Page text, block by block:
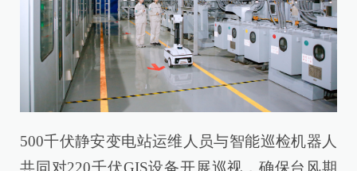
500千伏静安变电站运维人员与智能巡检机器人
共同对220千伏GIS设备开展巡视，确保台风期